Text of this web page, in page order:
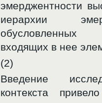
эмерджентности
иерархии
входящих в нее
(2)
Введение
контекста